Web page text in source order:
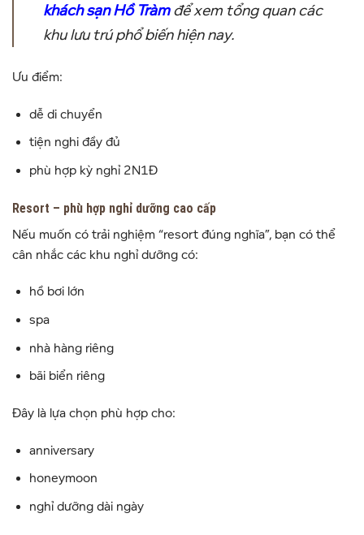
khách sạn Hồ Tràmđể xem tổng quan các
khu lưu trú phổ biến hiện nay.
Ưu điểm:
dễ di chuyển
tiện nghi đầy đủ
phù hợp kỳ nghỉ 2N1Đ
Resort – phù hợp nghỉ dưỡng cao cấp
Nếu muốn có trải nghiệm “resort đúng nghĩa”, bạn có thể
cân nhắc các khu nghỉ dưỡng có:
hồ bơi lớn
spa
nhà hàng riêng
bãi biển riêng
Đây là lựa chọn phù hợp cho:
anniversary
honeymoon
nghỉ dưỡng dài ngày